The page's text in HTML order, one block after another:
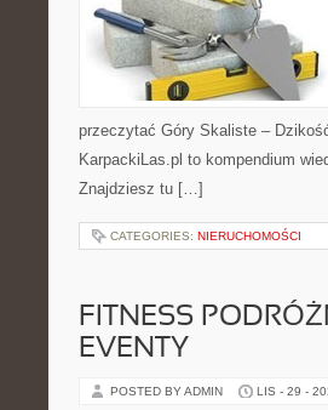
przeczytać Góry Skaliste –
KarpackiLas.pl to kompendium
Znajdziesz tu […]
CATEGORIES: NIERUCHOMOŚCI
FITNESS
EVENTY
POSTED BY ADMIN LIS - 29 -